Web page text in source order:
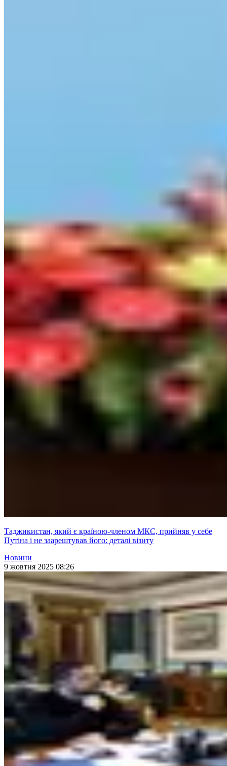
Таджикистан, який є країною-членом МКС, прийняв у себе
Путіна і не заарештував його: деталі візиту
Новини
9 жовтня 2025 08:26